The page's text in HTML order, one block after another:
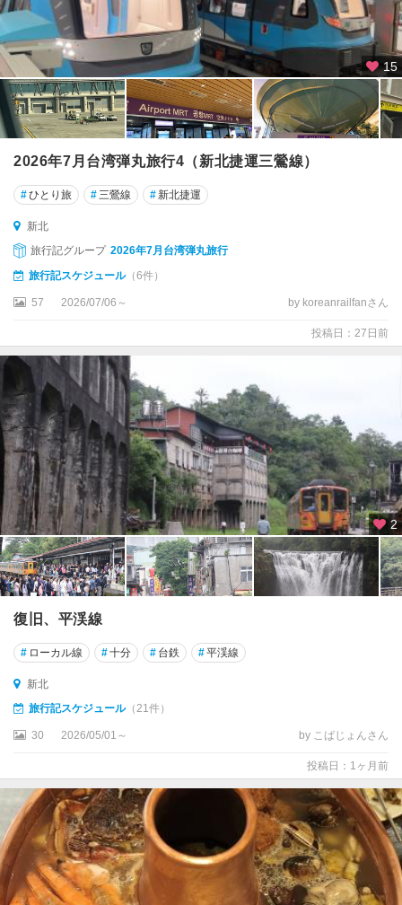
辺
台
中
台
南
台
嘉
埔
隆
丁
国
家
公
園
周
辺
太
魯
閣
周
蘭
小
屏
東
廬
山
温
15
2026年7月台湾弾丸旅行4（新北捷運三鶯線）
#ひとり旅 #三鶯線 #新北捷運
新北
旅行記グループ 2026年7月台湾弾丸旅行
旅行記スケジュール（6件）
57 2026/07/06～ by koreanrailfanさん
投稿日：27日前
2
復旧、平渓線
# ローカル線 #十分 # 台鉄 #平渓線
新北
旅行記スケジュール（21件）
30 2026/05/01～ by こばじょんさん
投稿日：1ヶ月前